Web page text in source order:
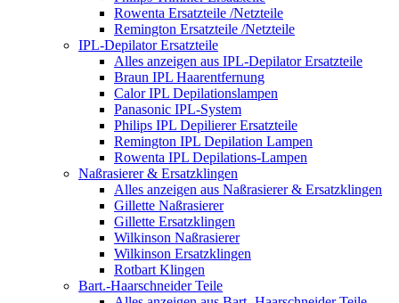
Rowenta Ersatzteile /Netzteile
Remington Ersatzteile /Netzteile
IPL-Depilator Ersatzteile
Alles anzeigen aus IPL-Depilator Ersatzteile
Braun IPL Haarentfernung
Calor IPL Depilationslampen
Panasonic IPL-System
Philips IPL Depilierer Ersatzteile
Remington IPL Depilation Lampen
Rowenta IPL Depilations-Lampen
Naßrasierer & Ersatzklingen
Alles anzeigen aus Naßrasierer & Ersatzklingen
Gillette Naßrasierer
Gillette Ersatzklingen
Wilkinson Naßrasierer
Wilkinson Ersatzklingen
Rotbart Klingen
Bart.-Haarschneider Teile